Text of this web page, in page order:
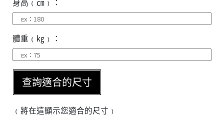
身高﹙㎝﹚：
體重﹙㎏﹚：
查詢適合的尺寸
﹙將在這顯示您適合的尺寸﹚